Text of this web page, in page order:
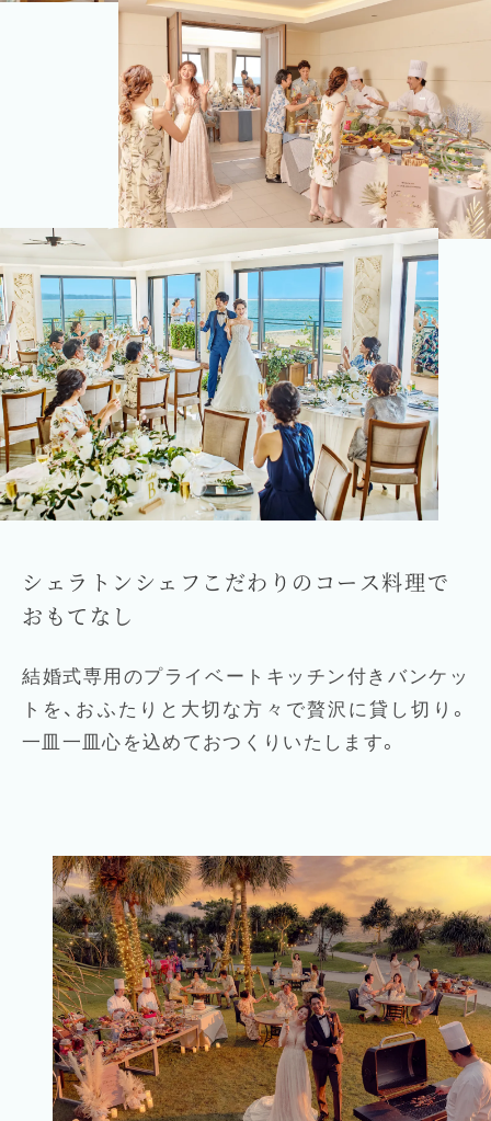
シェラトンシェフこだわりのコース料理で
おもてなし
結婚式専用のプライベートキッチン付きバンケッ
トを、おふたりと大切な方々で贅沢に貸し切り。
一皿一皿心を込めておつくりいたします。